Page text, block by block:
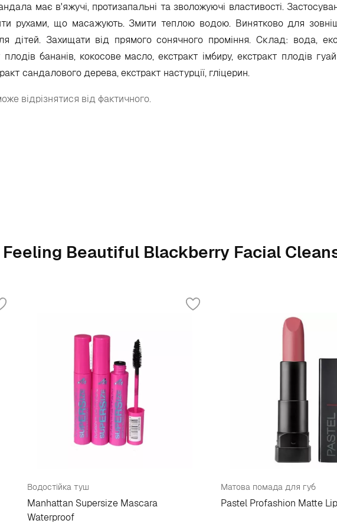
має в'яжучі, протизапальні та зволожуючі властивості.
рухами, що масажують. Змити теплою водою. Винятково для
дітей. Захищати від прямого сонячного проміння. Склад: вода,
бананів, кокосове масло, екстракт імбиру, екстракт плодів
сандалового дерева, екстракт настурції, гліцерин.
відрізнятися від фактичного.
Beautiful Blackberry Facial
Водостійка туш
Manhattan Supersize Mascara
Waterproof
Матова помада для губ
Pastel Profashion Matte